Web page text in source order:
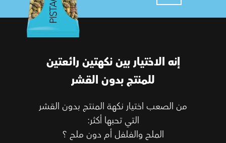
إنه الاختيار بين نكهتين رائعتين
للمنتج بدون القشر
من الصعب اختيار نكهة المنتج بدون القشر
التي تحبها أكثر:
الملح والفلفل أم دون ملح ؟